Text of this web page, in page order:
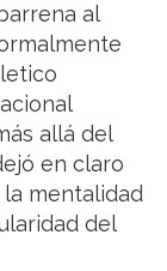
al
allá del
en claro
mentalidad
del